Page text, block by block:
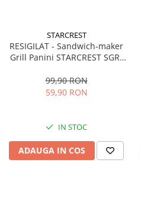
STARCREST
RESIGILAT - Sandwich-maker
Grill Panini STARCREST SGR-
nonaderente, Deschidere
180°, Suprafata de gatire 23 x
99,90 RON
59,90 RON
IN STOC
ADAUGA IN COS